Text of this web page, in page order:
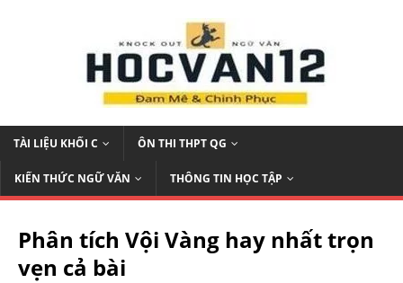
TÀI LIỆU KHỐI C ÔN THI THPT QG
KIẾN THỨC NGỮ VĂN THÔNG TIN HỌC TẬP
Phân tích Vội Vàng hay nhất trọn
vẹn cả bài